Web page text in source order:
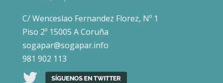
C/ Wenceslao Fernandez Florez, Nº 1
Piso 2º 15005 A Coruña
sogapar@sogapar.info
981 902 113